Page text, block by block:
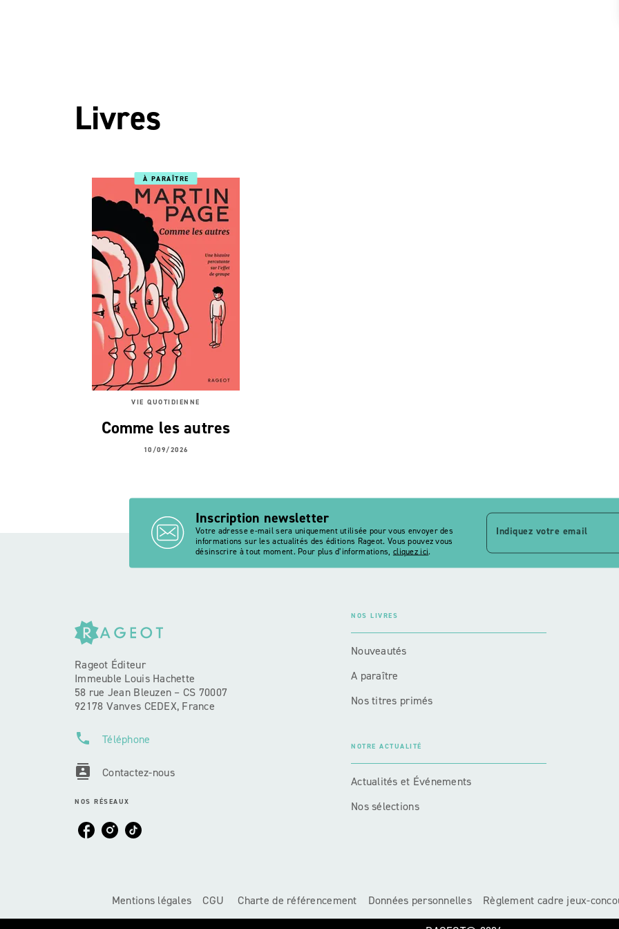
Livres
À PARAÎTRE
VIE QUOTIDIENNE
Comme les autres
10/09/2026
Inscription newsletter
Votre adresse e-mail sera uniquement utilisée pour vous envoyer des
informations sur les actualités des éditions Rageot. Vous pouvez vous
désinscrire à tout moment. Pour plus d’informations, cliquez ici.
Indiquez votre email
Rageot Éditeur
Immeuble Louis Hachette
58 rue Jean Bleuzen – CS 70007
92178 Vanves CEDEX, France
phone Téléphone
contacts Contactez-nous
NOS RÉSEAUX
NOS LIVRES
Nouveautés
A paraître
Nos titres primés
NOTRE ACTUALITÉ
Actualités et Événements
Nos sélections
Mentions légales CGU Charte de référencement Données personnelles Règlement cadre jeux-